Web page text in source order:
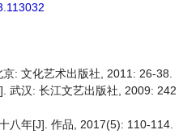
: 文化艺术出版社, 2011: 26-38.
武汉: 长江文艺出版社, 2009: 242
八年[J]. 作品, 2017(5): 110-114.